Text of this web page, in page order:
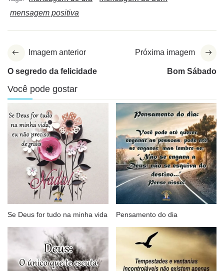
mensagem positiva
Imagem anterior
O segredo da felicidade
Próxima imagem
Bom Sábado
Você pode gostar
Se Deus for tudo na minha vida Pensamento do dia